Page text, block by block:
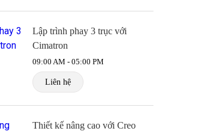
Lập trình phay 3 trục với
Cimatron
09:00 AM - 05:00 PM
Liên hệ
Thiết kế nâng cao với Creo